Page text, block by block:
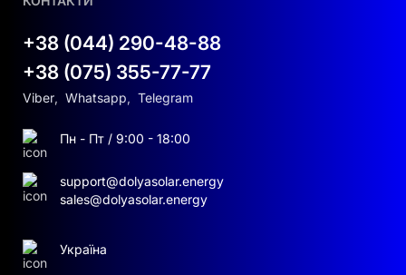
+38 (044) 290-48-88
+38 (075) 355-77-77
Viber, Whatsapp, Telegram
Пн - Пт / 9:00 - 18:00
support@dolyasolar.energy
sales@dolyasolar.energy
Україна